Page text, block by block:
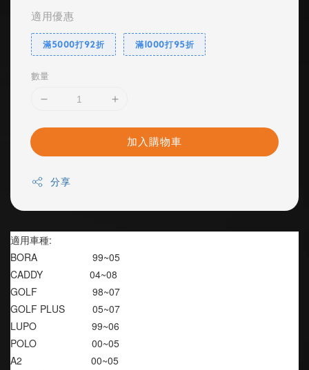
適用優惠
滿5000打92折 滿1000打95折
數量
加入購物車
分享
適用車種:
BORA                    99~05
CADDY                 04~08
GOLF                    98~07
GOLF PLUS          05~07
LUPO                    99~06
POLO                    00~05
A2                         00~05